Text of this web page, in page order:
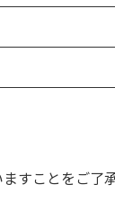
すことをご了